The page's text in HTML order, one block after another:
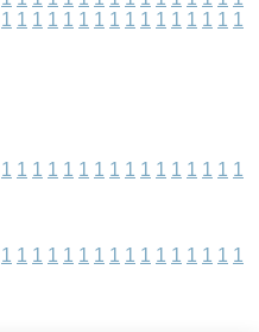
1 1 1 1 1 1 1 1 1 1 1 1 1 1 1 1
1 1 1 1 1 1 1 1 1 1 1 1 1 1 1 1
1 1 1 1 1 1 1 1 1 1 1 1 1 1 1 1